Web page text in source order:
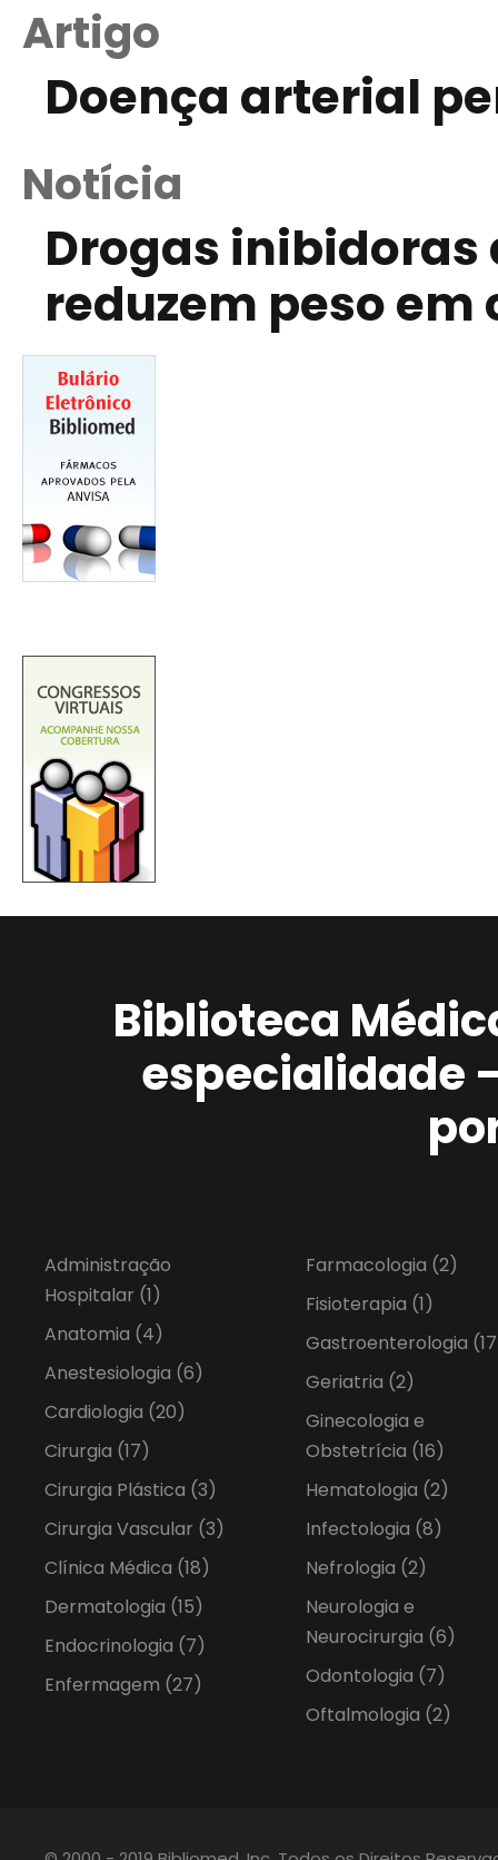
Artigo
Doença arterial
Notícia
Drogas
reduzem peso em
Biblioteca
especialidade
Administração
Hospitalar (1)
Anatomia (4)
Anestesiologia (6)
Cardiologia (20)
Cirurgia (17)
Cirurgia Plástica (3)
Cirurgia Vascular (3)
Clínica Médica (18)
Dermatologia (15)
Endocrinologia (7)
Enfermagem (27)
Farmacologia (2)
Fisioterapia (1)
Gastroenterologia
Geriatria (2)
Ginecologia e
Obstetrícia (16)
Hematologia (2)
Infectologia (8)
Nefrologia (2)
Neurologia e
Neurocirurgia (6)
Odontologia (7)
Oftalmologia (2)